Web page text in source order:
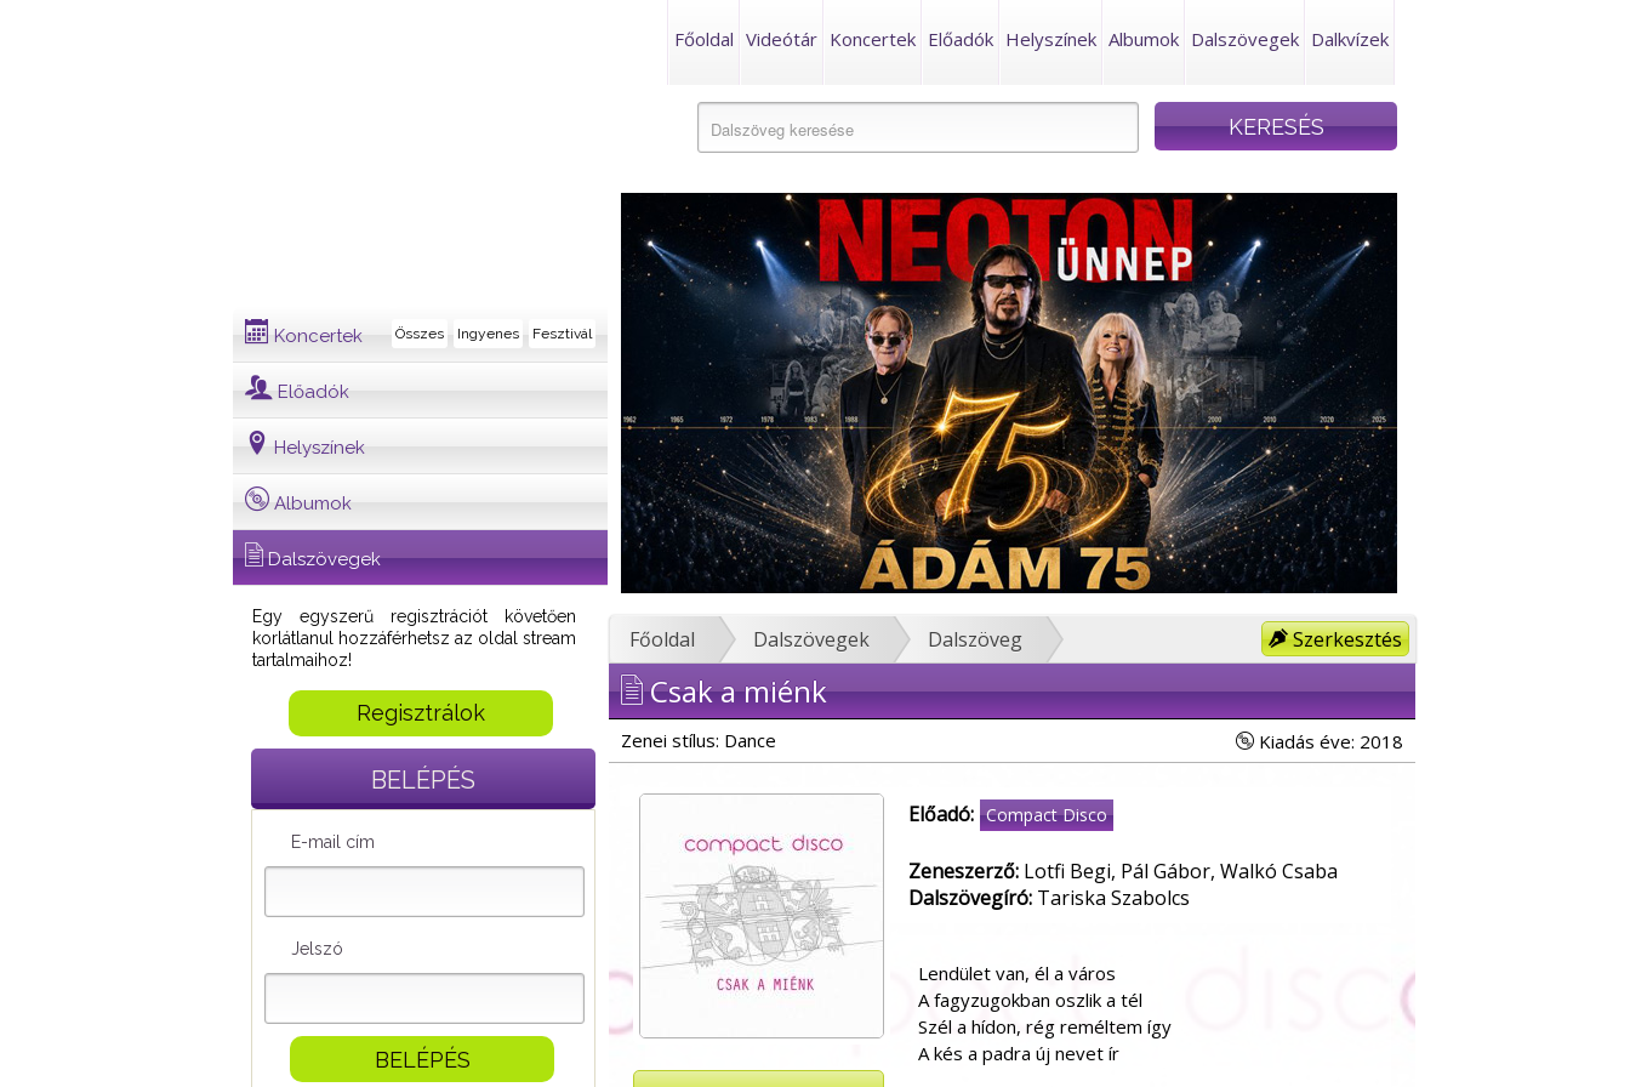
Főoldal Videótár Koncertek Előadók Helyszínek Albumok Dalszövegek Dalkvízek
Koncertek Fesztivál
Ingyenes
Összes
Előadók
Helyszínek
Albumok
Dalszövegek
Egy egyszerű regisztrációt követően
korlátlanul hozzáférhetsz az oldal stream
tartalmaihoz!
Regisztrálok
BELÉPÉS
E-mail cím
Jelszó
Szerkesztés
Főoldal Dalszövegek Dalszöveg
Csak a miénk
Zenei stílus: Dance Kiadás éve: 2018
Előadó: Compact Disco
Zeneszerző: Lotfi Begi, Pál Gábor, Walkó Csaba
Dalszövegíró: Tariska Szabolcs
Lendület van, él a város
A fagyzugokban oszlik a tél
Szél a hídon, rég reméltem így
A kés a padra új nevet ír